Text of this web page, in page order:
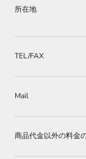
所在地
TEL/FAX
Mail
商品代金以外の料金